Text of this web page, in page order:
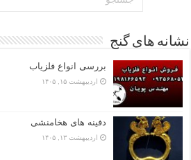
نشانه های گنج
بررسی انواع فلزیاب
اردیبهشت ۱۵, ۱۴۰۵
دفینه های هخامنشی
اردیبهشت ۱۳, ۱۴۰۵